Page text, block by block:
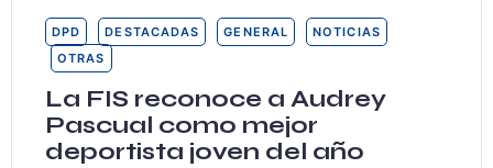
DPD DESTACADAS GENERAL
NOTICIAS
OTRAS
La FIS reconoce a Audrey
Pascual como mejor
deportista joven del año